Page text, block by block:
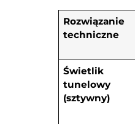
Rozwiązanie
techniczne
Świetlik
tunelowy
(sztywny)